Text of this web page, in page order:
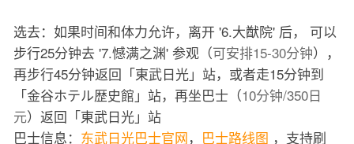
选去：如果时间和体力允许，离开 '6.大猷院' 后， 可以
步行25分钟去 '7.憾满之渊' 参观（可安排15-30分钟），
再步行45分钟返回「東武日光」站，或者走15分钟到
「金谷ホテル歴史館」站，再坐巴士（10分钟/350日
元）返回「東武日光」站
巴士信息： 东武日光巴士官网， 巴士路线图 ，支持刷